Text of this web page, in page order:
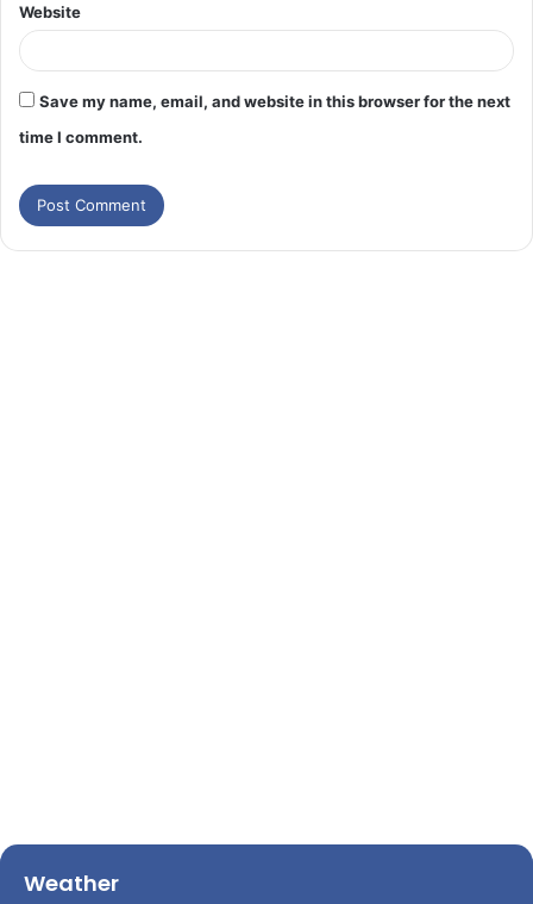
Website
Save my name, email, and website in this browser for the next
time I comment.
Weather